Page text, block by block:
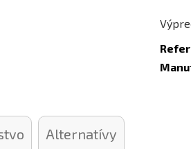
Alternatívy